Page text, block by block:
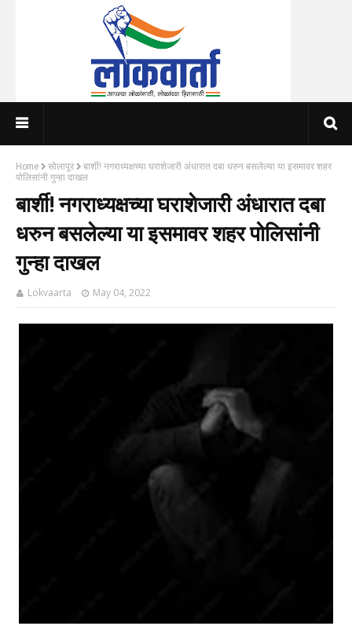
Home सोलापूर
बार्शी! नगराध्यक्षच्या घराशेजारी अंधारात दबा धरुन बसलेल्या या इसमावर शहर
पोलिसांनी गुन्हा दाखल
बार्शी! नगराध्यक्षच्या घराशेजारी अंधारात दबा
धरुन बसलेल्या या इसमावर शहर पोलिसांनी
गुन्हा दाखल
Lokvaarta May 04, 2022